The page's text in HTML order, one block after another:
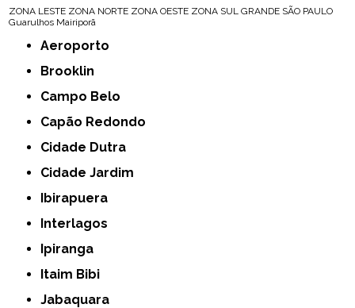
ZONA LESTE ZONA NORTE ZONA OESTE ZONA SUL GRANDE SÃO PAULO
Guarulhos Mairiporã
Aeroporto
Brooklin
Campo Belo
Capão Redondo
Cidade Dutra
Cidade Jardim
Ibirapuera
Interlagos
Ipiranga
Itaim Bibi
Jabaquara